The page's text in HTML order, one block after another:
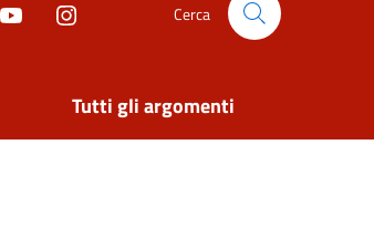
Cerca
Tutti gli argomenti